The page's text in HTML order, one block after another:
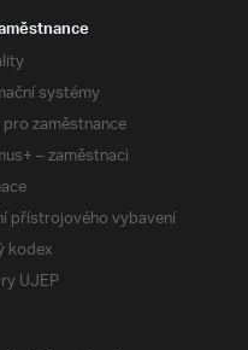
systémy
zaměstnance
– zaměstnaci
přístrojového vybavení
kodex
UJEP